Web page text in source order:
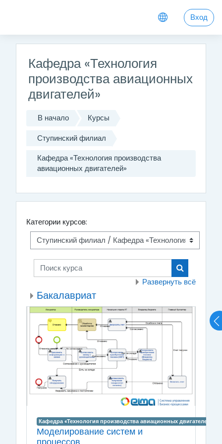
Вход
Кафедра «Технология
производства авиационных
двигателей»
В начало Курсы
Ступинский филиал
Кафедра «Технология производства
авиационных двигателей»
Категории курсов:
Поиск курса
Поиск курса
Развернуть всё
Бакалавриат
Кафедра «Технология производства авиационных двигателей»
Моделирование систем и